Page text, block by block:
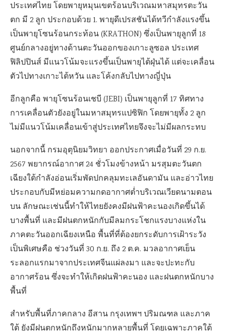
ประเทศไทย โดยพายุหมุนเขตร้อนบริเวณมหาสมุทรตะวัน
ตก มี 2 ลูก ประกอบด้วย 1. พายุดีเปรสชันได้ทวีกำลังแรงขึ้น
เป็นพายุโซนร้อนกระท้อน (KRATHON) ซึ่งเป็นพายุลูกที่ 18
ศูนย์กลางอยู่ทางด้านตะวันออกของเกาะลูซอล ประเทศ
ฟิลิปปินส์ มีแนวโน้มจะแรงขึ้นเป็นพายุไต้ฝุ่นได้ แต่จะเคลื่อน
ตัวไปทางเกาะไต้หวัน และโค้งกลับไปทางญี่ปุ่น
อีกลูกคือ พายุโซนร้อนเชบี (JEBI) เป็นพายุลูกที่ 17 ทิศทาง
การเคลื่อนตัวยังอยู่ในมหาสมุทรแปซิฟิก โดยพายุทั้ง 2 ลูก
ไม่มีแนวโน้มเคลื่อนเข้าสู่ประเทศไทยจึงจะไม่มีผลกระทบ
นอกจากนี้ กรมอุตุนิยมวิทยา ออกประกาศเมื่อวันที่ 29 ก.ย.
2567 พยากรณ์อากาศ 24 ชั่วโมงข้างหน้า มรสุมตะวันตก
เฉียงใต้กำลังอ่อนเริ่มพัดปกคลุมทะเลอันดามัน และอ่าวไทย
ประกอบกับมีหย่อมความกดอากาศต่ำบริเวณเวียดนามตอน
บน ลักษณะเช่นนี้ทำให้ไทยยังคงมีฝนฟ้าคะนองเกิดขึ้นได้
บางพื้นที่ และมีฝนตกหนักกับมีลมกระโชกแรงบางแห่งใน
ภาคตะวันออกเฉียงเหนือ พื้นที่ที่ต้องยกระดับการเฝ้าระวัง
เป็นพิเศษคือ ช่วงวันที่ 30 ก.ย. ถึง 2 ต.ค. มวลอากาศเย็น
ระลอกแรกมาจากประเทศจีนแผ่ลงมา และจะปะทะกับ
อากาศร้อน ซึ่งจะทำให้เกิดฝนฟ้าคะนอง และฝนตกหนักบาง
พื้นที่
สำหรับพื้นที่ภาคกลาง อีสาน กรุงเทพฯ ปริมณฑล และภาค
ใต้ ยังมีฝนตกหนักถึงหนักมากหลายพื้นที่ โดยเฉพาะภาคใต้